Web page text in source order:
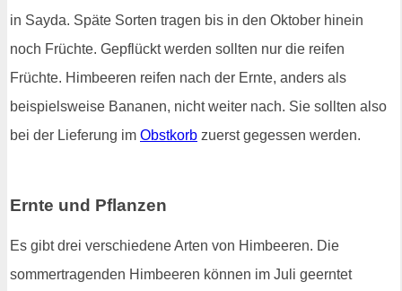
in Sayda. Späte Sorten tragen bis in den Oktober hinein
noch Früchte. Gepflückt werden sollten nur die reifen
Früchte. Himbeeren reifen nach der Ernte, anders als
beispielsweise Bananen, nicht weiter nach. Sie sollten also
bei der Lieferung im Obstkorb zuerst gegessen werden.
Ernte und Pflanzen
Es gibt drei verschiedene Arten von Himbeeren. Die
sommertragenden Himbeeren können im Juli geerntet